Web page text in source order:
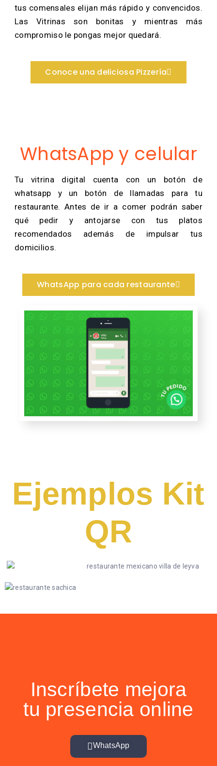
tus comensales elijan más rápido y convencidos.
Las Vitrinas son bonitas y mientras más
compromiso le pongas mejor quedará.
Conoce una deliciosa Pizzería
WhatsApp y celular
Tu vitrina digital cuenta con un botón de
whatsapp y un botón de llamadas para tu
restaurante. Antes de ir a comer podrán saber
qué pedir y antojarse con tus platos
recomendados además de impulsar tus
domicilios.
WhatsApp para cada restaurante
Ejemplos Kit
QR
Inscríbete mejora
tu presencia online
WhatsApp